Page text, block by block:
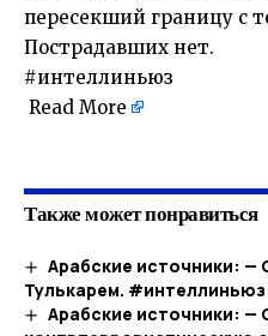
пересекший границу с
Пострадавших нет.
#интеллиньюз
Read More
Также может понравиться
Арабские источники:
Тулькарем. #интеллиньюз
Арабские источники: